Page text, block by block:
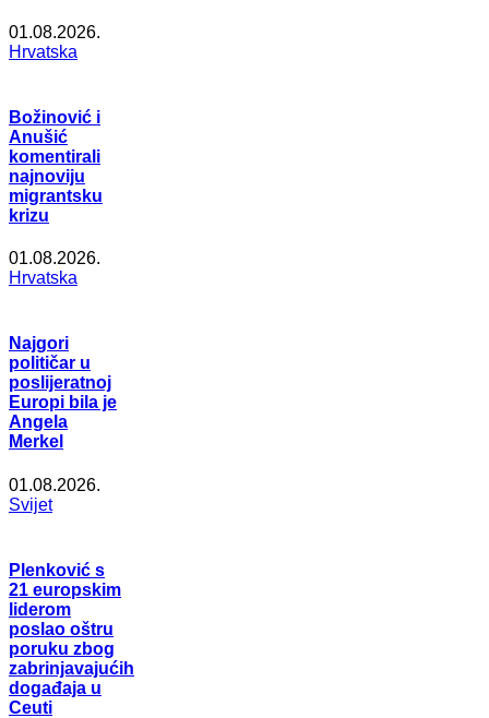
01.08.2026.
Hrvatska
Božinović i
Anušić
komentirali
najnoviju
migrantsku
krizu
01.08.2026.
Hrvatska
Najgori
političar u
poslijeratnoj
Europi bila je
Angela
Merkel
01.08.2026.
Svijet
Plenković s
21 europskim
liderom
poslao oštru
poruku zbog
zabrinjavajućih
događaja u
Ceuti